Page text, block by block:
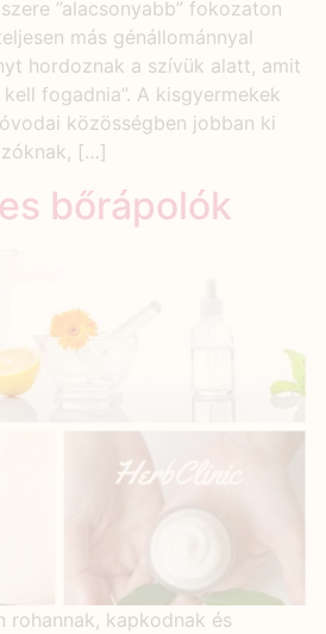
”alacsonyabb” fokozaton
más génállománnyal
hordoznak a szívük alatt, amit
fogadnia”. A kisgyermekek
közösségben jobban ki
[…]
bőrápolók
rohannak, kapkodnak és